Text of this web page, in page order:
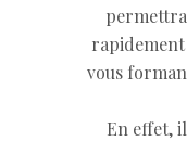
rapidement
vous
En effet,